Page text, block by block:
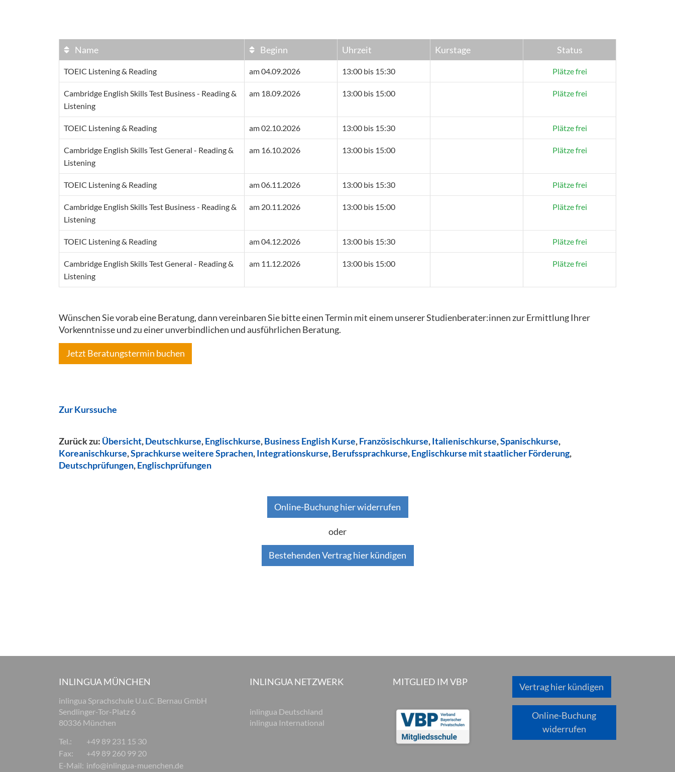
Name Beginn Uhrzeit Kurstage Status
TOEIC Listening & Reading am 04.09.2026 13:00 bis 15:30 Plätze frei
Cambridge English Skills Test Business - Reading &
Listening
am 18.09.2026 13:00 bis 15:00 Plätze frei
TOEIC Listening & Reading am 02.10.2026 13:00 bis 15:30 Plätze frei
Cambridge English Skills Test General - Reading &
Listening
am 16.10.2026 13:00 bis 15:00 Plätze frei
TOEIC Listening & Reading am 06.11.2026 13:00 bis 15:30 Plätze frei
Cambridge English Skills Test Business - Reading &
Listening
am 20.11.2026 13:00 bis 15:00 Plätze frei
TOEIC Listening & Reading am 04.12.2026 13:00 bis 15:30 Plätze frei
Cambridge English Skills Test General - Reading &
Listening
am 11.12.2026 13:00 bis 15:00 Plätze frei
Wünschen Sie vorab eine Beratung, dann vereinbaren Sie bitte einen Termin mit einem unserer Studienberater:innen zur Ermittlung Ihrer
Vorkenntnisse und zu einer unverbindlichen und ausführlichen Beratung.
Jetzt Beratungstermin buchen
Zur Kurssuche
Zurück zu: Übersicht,Deutschkurse,Englischkurse,Business English Kurse,Französischkurse,Italienischkurse,Spanischkurse,
Koreanischkurse,Sprachkurse weitere Sprachen,Integrationskurse,Berufssprachkurse,Englischkurse mit staatlicher Förderung,
Deutschprüfungen,Englischprüfungen
Online-Buchung hier widerrufen
oder
Bestehenden Vertrag hier kündigen
INLINGUA MÜNCHEN
inlingua Sprachschule U.u.C. Bernau GmbH
Sendlinger-Tor-Platz 6
80336 München
Tel.:
+49 89 231 15 30
Fax:
+49 89 260 99 20
E-Mail: info@inlingua-muenchen.de
INLINGUA NETZWERK
inlingua Deutschland
inlingua International
MITGLIED IM VBP Vertrag hier kündigen
Online-Buchung
widerrufen